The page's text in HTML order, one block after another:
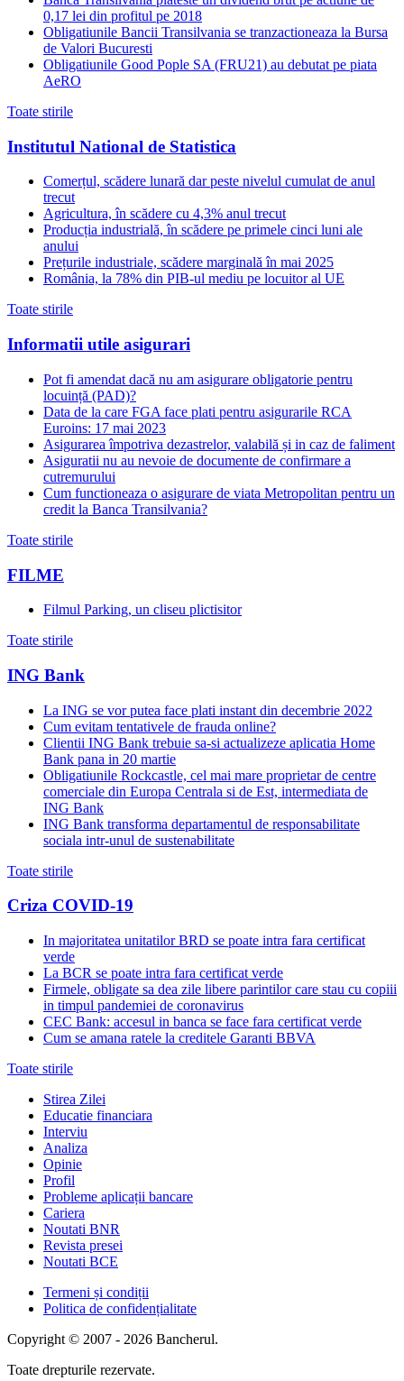
0,17 lei din profitul pe 2018
Obligatiunile Bancii Transilvania se tranzactioneaza la Bursa
de Valori Bucuresti
Obligatiunile Good Pople SA (FRU21) au debutat pe piata
AeRO
Toate stirile
Institutul National de Statistica
Comerțul, scădere lunară dar peste nivelul cumulat de anul
trecut
Agricultura, în scădere cu 4,3% anul trecut
Producția industrială, în scădere pe primele cinci luni ale
anului
Prețurile industriale, scădere marginală în mai 2025
România, la 78% din PIB-ul mediu pe locuitor al UE
Toate stirile
Informatii utile asigurari
Pot fi amendat dacă nu am asigurare obligatorie pentru
locuință (PAD)?
Data de la care FGA face plati pentru asigurarile RCA
Euroins: 17 mai 2023
Asigurarea împotriva dezastrelor, valabilă și in caz de faliment
Asiguratii nu au nevoie de documente de confirmare a
cutremurului
Cum functioneaza o asigurare de viata Metropolitan pentru un
credit la Banca Transilvania?
Toate stirile
FILME
Filmul Parking, un cliseu plictisitor
Toate stirile
ING Bank
La ING se vor putea face plati instant din decembrie 2022
Cum evitam tentativele de frauda online?
Clientii ING Bank trebuie sa-si actualizeze aplicatia Home
Bank pana in 20 martie
Obligatiunile Rockcastle, cel mai mare proprietar de centre
comerciale din Europa Centrala si de Est, intermediata de
ING Bank
ING Bank transforma departamentul de responsabilitate
sociala intr-unul de sustenabilitate
Toate stirile
Criza COVID-19
In majoritatea unitatilor BRD se poate intra fara certificat
verde
La BCR se poate intra fara certificat verde
Firmele, obligate sa dea zile libere parintilor care stau cu copiii
in timpul pandemiei de coronavirus
CEC Bank: accesul in banca se face fara certificat verde
Cum se amana ratele la creditele Garanti BBVA
Toate stirile
Stirea Zilei
Educatie financiara
Interviu
Analiza
Opinie
Profil
Probleme aplicații bancare
Cariera
Noutati BNR
Revista presei
Noutati BCE
Termeni și condiții
Politica de confidențialitate
Copyright © 2007 - 2026 Bancherul.
Toate drepturile rezervate.